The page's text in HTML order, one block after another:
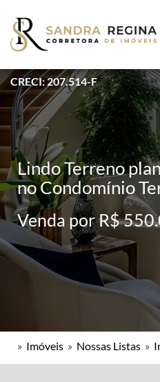
CRECI: 207.514-F
Lindo Terreno
no Condomínio
Venda por R$
» Imóveis » Nossas Listas »